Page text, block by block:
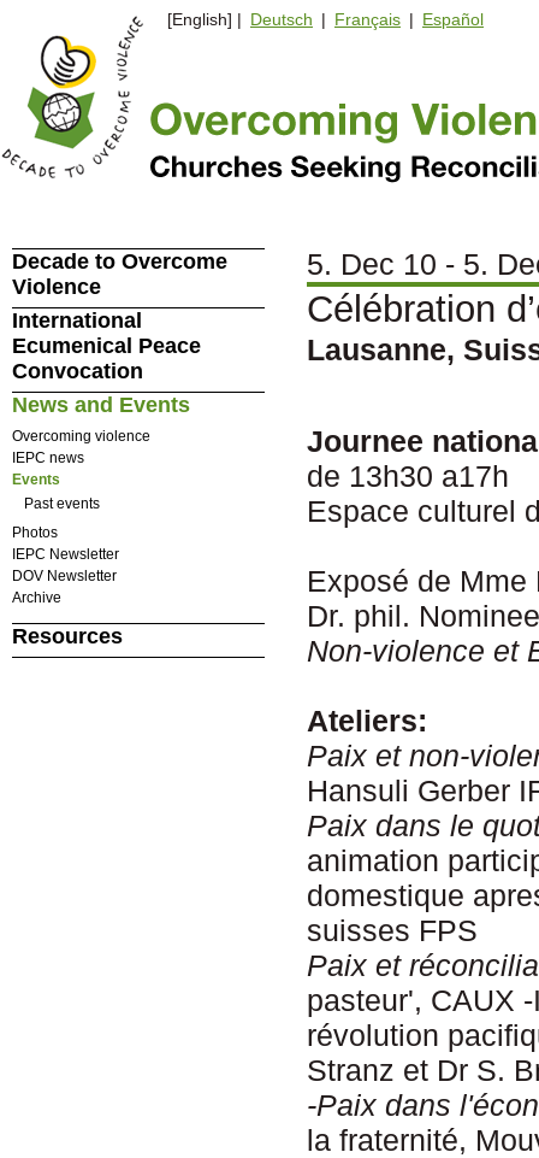
[English] | Deutsch | Français | Español
5. Dec 10 - 5.
Célébration
Lausanne,
Journee
de 13h30 a17h
Espace culturel
Exposé de Mme
Dr. phil.
Non-violence et
Ateliers:
Paixet non-
Hansuli Gerber
Paixdans le
animation
domestique
suisses FPS
Paix et
pasteur', CAUX
révolution
Stranz et Dr S.
-Paixdans
la fraternité,
Decade to Overcome
Violence
International
Ecumenical Peace
Convocation
News and Events
Overcoming violence
IEPC news
Events
Past events
Photos
IEPC Newsletter
DOV Newsletter
Archive
Resources